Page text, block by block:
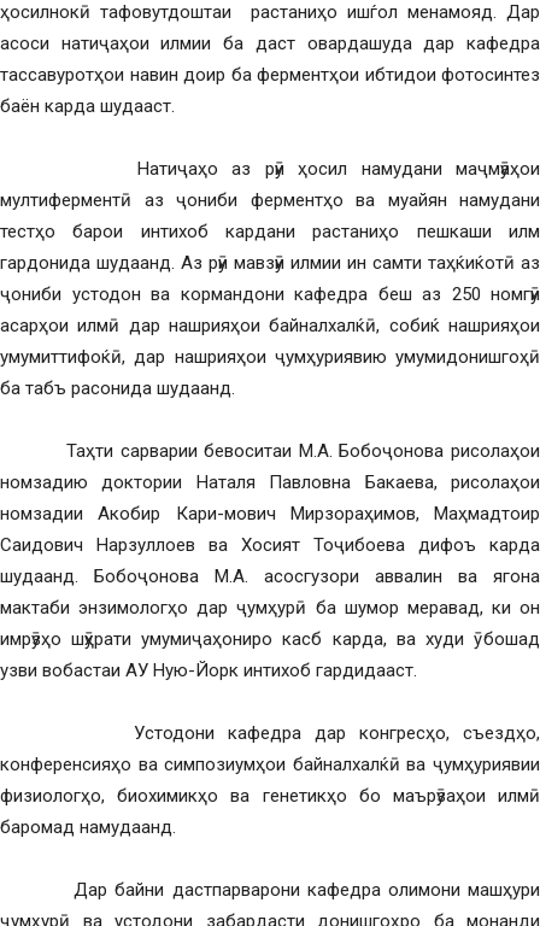
ҳосилнокӣ тафовутдоштаи растаниҳо ишѓол менамояд. Дар
асоси натиҷаҳои илмии ба даст овардашуда дар кафедра
тассавуротҳои навин доир ба ферментҳои ибтидои фотосинтез
баён карда шудааст.
Натиҷаҳо аз рӯи ҳосил намудани маҷмӯаҳои
мултиферментӣ аз ҷониби ферментҳо ва муайян намудани
тестҳо барои интихоб кардани растаниҳо пешкаши илм
гардонида шудаанд. Аз рӯи мавзӯи илмии ин самти таҳќиќотӣ аз
ҷониби устодон ва кормандони кафедра беш аз 250 номгӯи
асарҳои илмӣ дар нашрияҳои байналхалќӣ, собиќ нашрияҳои
умумиттифоќӣ, дар нашрияҳои ҷумҳуриявию умумидонишгоҳӣ
ба табъ расонида шудаанд.
Таҳти сарварии бевоситаи М.А. Бобоҷонова рисолаҳои
номзадию доктории Наталя Павловна Бакаева, рисолаҳои
номзадии Акобир Кари-мович Мирзораҳимов, Маҳмадтоир
Саидович Нарзуллоев ва Хосият Тоҷибоева дифоъ карда
шудаанд. Бобоҷонова М.А. асосгузори аввалин ва ягона
мактаби энзимологҳо дар ҷумҳурӣ ба шумор меравад, ки он
имрӯзҳо шӯҳрати умумиҷаҳониро касб карда, ва худи ӯ бошад
узви вобастаи АУ Ную-Йорк интихоб гардидааст.
Устодони кафедра дар конгресҳо, съездҳо,
конференсияҳо ва симпозиумҳои байналхалќӣ ва ҷумҳуриявии
физиологҳо, биохимикҳо ва генетикҳо бо маърӯзаҳои илмӣ
баромад намудаанд.
Дар байни дастпарварони кафедра олимони машҳури
ҷумҳурӣ ва устодони забардасти донишгоҳро ба монанди